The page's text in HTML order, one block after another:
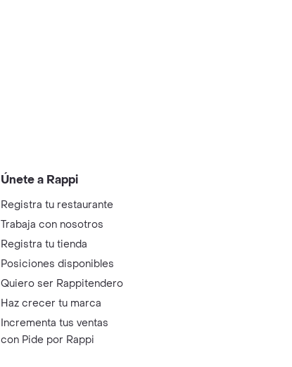
Únete a Rappi
Registra tu restaurante
Trabaja con nosotros
Registra tu tienda
Posiciones disponibles
Quiero ser Rappitendero
Haz crecer tu marca
Incrementa tus ventas
con Pide por Rappi